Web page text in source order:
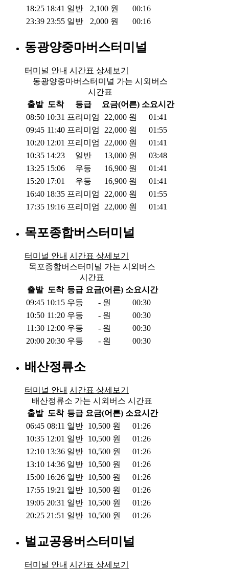
18:25 18:41 일반 2,100 원
00:16
23:39 23:55 일반 2,000 원 00:16
동광양중마버스터미널
터미널 안내 시간표 상세보기
동광양중마버스터미널 가는 시외버스
시간표
출발 도착 등급 요금(어른) 소요시간
08:50 10:31 프리미엄 22,000 원
01:41
09:45 11:40 프리미엄 22,000 원
01:55
10:20 12:01 프리미엄 22,000 원
01:41
10:35 14:23 일반 13,000 원
03:48
13:25 15:06 우등 16,900 원
01:41
15:20 17:01 우등 16,900 원
01:41
16:40 18:35 프리미엄 22,000 원
01:55
17:35 19:16 프리미엄 22,000 원 01:41
목포종합버스터미널
터미널 안내 시간표 상세보기
목포종합버스터미널 가는 시외버스
시간표
출발 도착 등급 요금(어른) 소요시간
09:45 10:15 우등 - 원
00:30
10:50 11:20 우등 - 원
00:30
11:30 12:00 우등 - 원
00:30
20:00 20:30 우등 - 원 00:30
배산정류소
터미널 안내 시간표 상세보기
배산정류소 가는 시외버스 시간표
출발 도착 등급 요금(어른) 소요시간
06:45 08:11 일반 10,500 원
01:26
10:35 12:01 일반 10,500 원
01:26
12:10 13:36 일반 10,500 원
01:26
13:10 14:36 일반 10,500 원
01:26
15:00 16:26 일반 10,500 원
01:26
17:55 19:21 일반 10,500 원
01:26
19:05 20:31 일반 10,500 원
01:26
20:25 21:51 일반 10,500 원 01:26
벌교공용버스터미널
터미널 안내 시간표 상세보기